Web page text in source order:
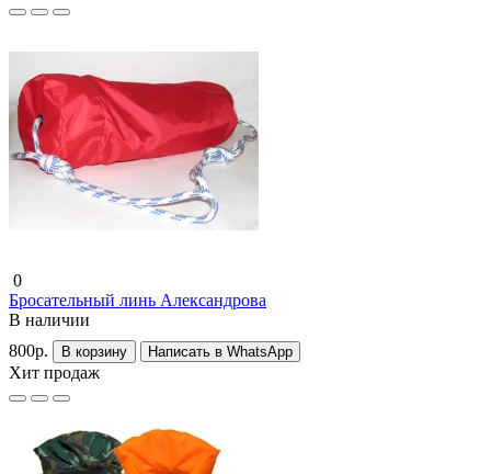
0
Бросательный линь Александрова
В наличии
800р.
В корзину Написать в WhatsApp
Хит продаж